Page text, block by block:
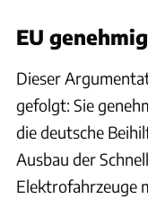
EU
Dieser
gefolgt: Sie
die deutsche
Ausbau der
Elektrofahrzeuge